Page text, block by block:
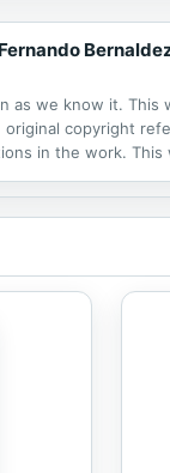
as we know it. This
copyright
in the work. This